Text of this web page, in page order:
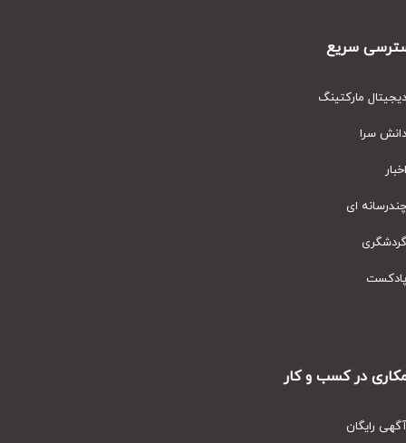
سریع
مارکتینگ
سرا
ای
در کسب و کار
رایگان